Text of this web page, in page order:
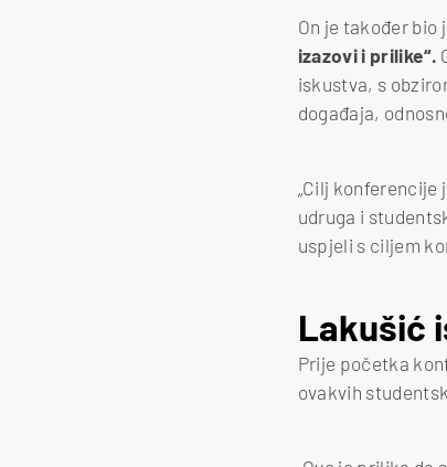
On je također bio
izazovi i prilike“.
iskustva, s
događaja,
„Cilj konferencije
udruga i
uspjeli s ciljem
Lakušić
Prije početka
ovakvih